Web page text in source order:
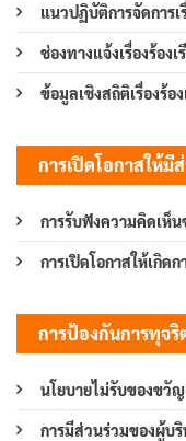
แนวปฏิบัติการจัดการ
ช่องทางแจ้งเรื่องร้อง
ข้อมูลเชิงสถิติเรื่องร้
การเปิดโอกาสให้มี
การรับฟังความคิดเห็
การเปิดโอกาสให้เกิด
การป้องกันการทุจริ
นโยบายไม่รับของขวั
การมีส่วนร่วมของผู้บริ